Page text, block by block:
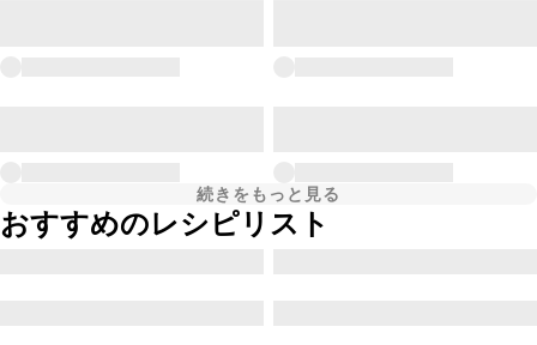
続きをもっと見る
おすすめのレシピリスト